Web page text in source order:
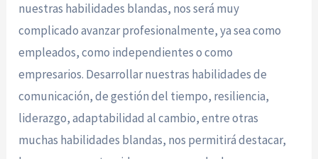
nuestras habilidades blandas, nos será muy
complicado avanzar profesionalmente, ya sea como
empleados, como independientes o como
empresarios. Desarrollar nuestras habilidades de
comunicación, de gestión del tiempo, resiliencia,
liderazgo, adaptabilidad al cambio, entre otras
muchas habilidades blandas, nos permitirá destacar,